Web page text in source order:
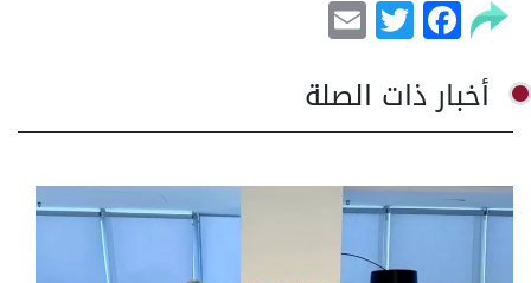
Facebook
Twitter
أخبار ذات الصلة